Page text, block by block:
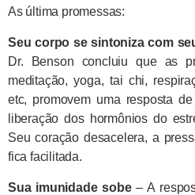
As última promessas:
Seu corpo se sintoniza com
Dr. Benson concluiu que as
meditação, yoga, tai chi,
etc, promovem uma resposta
liberação dos hormônios do
Seu coração desacelera, a
fica facilitada.
Sua imunidade sobe– A